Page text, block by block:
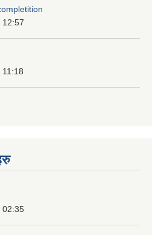
12:57
02:35